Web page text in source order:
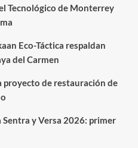
Tecnológico de Monterrey
Eco-Táctica respaldan
del Carmen
proyecto de restauración de
Sentra y Versa 2026: primer